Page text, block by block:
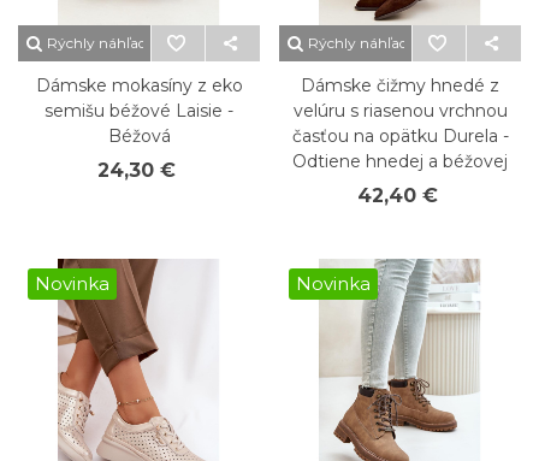
Rýchly náhľad
Dámske mokasíny z eko
semišu béžové Laisie -
Béžová
24,30 €
Rýchly náhľad
Dámske čižmy hnedé z
velúru s riasenou vrchnou
časťou na opätku Durela -
Odtiene hnedej a béžovej
42,40 €
Novinka Novinka